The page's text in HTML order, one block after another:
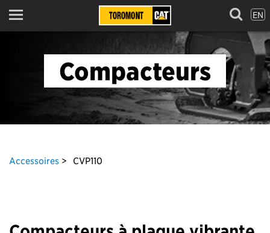
Menu EN
Compacteurs
Accessoires CVP110